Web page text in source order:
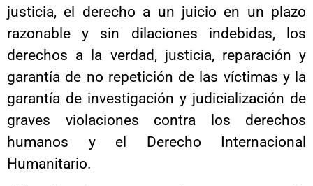
justicia, el derecho a un juicio en un plazo
razonable y sin dilaciones indebidas, los
derechos a la verdad, justicia, reparación y
garantía de no repetición de las víctimas y la
garantía de investigación y judicialización de
graves violaciones contra los derechos
humanos y el Derecho Internacional
Humanitario.